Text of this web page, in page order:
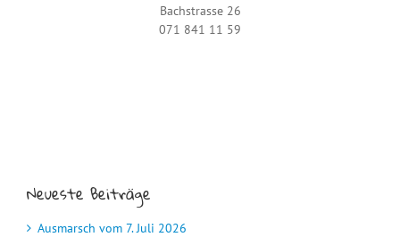
Bachstrasse 26
071 841 11 59
Neueste Beiträge
Ausmarsch vom 7. Juli 2026